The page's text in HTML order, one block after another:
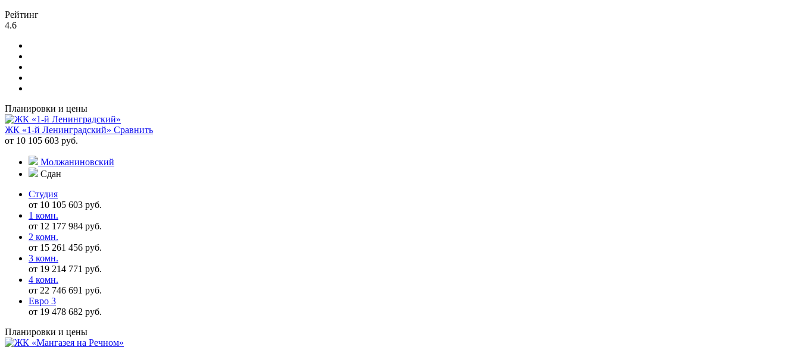
Рейтинг
4.6
Планировки и цены
ЖК «1-й Ленинградский» Сравнить
от 10 105 603 руб.
Молжаниновский
Сдан
Студия
от 10 105 603 руб.
1 комн.
от 12 177 984 руб.
2 комн.
от 15 261 456 руб.
3 комн.
от 19 214 771 руб.
4 комн.
от 22 746 691 руб.
Евро 3
от 19 478 682 руб.
Планировки и цены